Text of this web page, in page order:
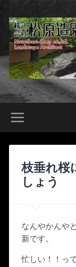
枝垂れ桜
しょう
なんやかんや
新です。
忙しい！！っ